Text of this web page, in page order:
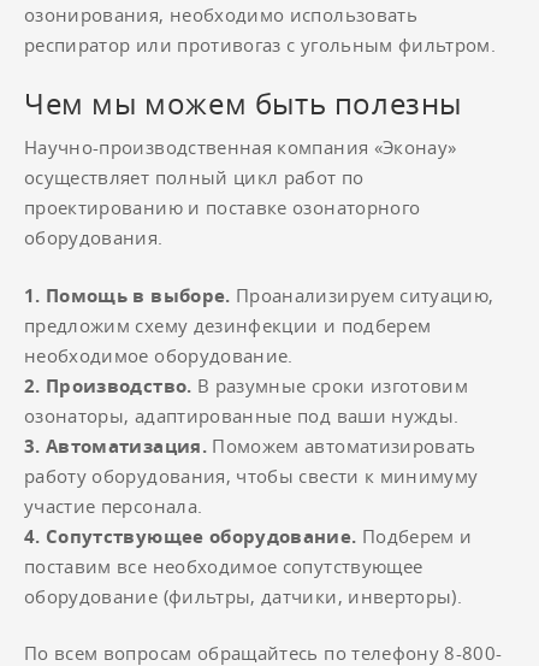
озонирования, необходимо использовать
респиратор или противогаз с угольным фильтром.
Чем мы можем быть полезны
Научно-производственная компания «Эконау»
осуществляет полный цикл работ по
проектированию и поставке озонаторного
оборудования.
1. Помощь в выборе. Проанализируем ситуацию,
предложим схему дезинфекции и подберем
необходимое оборудование.
2. Производство. В разумные сроки изготовим
озонаторы, адаптированные под ваши нужды.
3. Автоматизация.Поможем автоматизировать
работу оборудования, чтобы свести к минимуму
участие персонала.
4. Сопутствующее оборудование. Подберем и
поставим все необходимое сопутствующее
оборудование (фильтры, датчики, инверторы).
По всем вопросам обращайтесь по телефону 8-800-